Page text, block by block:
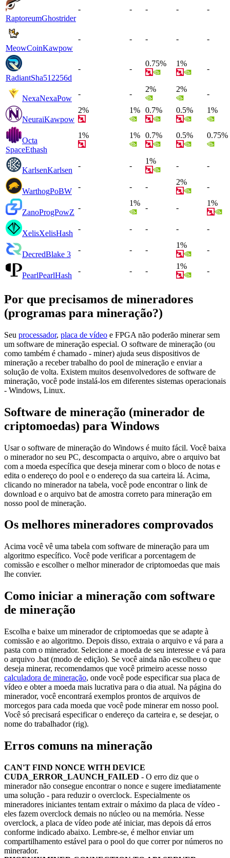
RaptoreumGhostrider
- - - - -
MeowCoinKawpow
- - - - -
RadiantSha512256d
- -
0.75% 1%
-
NexaNexaPow
- -
2% 2%
-
NeuraiKawpow
2% 1% 0.7% 0.5% 1%
Octa
SpaceEthash
1% 1% 0.7% 0.5% 0.75%
KarlsenKarlsen
- -
1%
- -
WarthogPoBW
- - -
2%
-
ZanoProgPowZ
-
1%
- -
1%
XelisXelisHash
- - - - -
DecredBlake 3
- - -
1%
-
PearlPearlHash
- - -
1%
-
Por que precisamos de mineradores
(programas para mineração?)
Seu processador, placa de vídeo e FPGA não poderão minerar sem
um software de mineração especial. O software de mineração (ou
como também é chamado - miner) ajuda seus dispositivos de
mineração a receber trabalho do pool de mineração e enviar a
solução de volta. Existem muitos desenvolvedores de software de
mineração, você pode instalá-los em diferentes sistemas operacionais
- Windows, Linux.
Software de mineração (minerador de
criptomoedas) para Windows
Usar o software de mineração do Windows é muito fácil. Você baixa
o minerador no seu PC, descompacta o arquivo, abre o arquivo bat
com a moeda específica que deseja minerar com o bloco de notas e
edita o endereço do pool e o endereço da sua carteira lá. Acima,
clicando no minerador na tabela, você pode encontrar o link de
download e o arquivo bat de amostra correto para mineração em
nosso pool de mineração.
Os melhores mineradores comprovados
Acima você vê uma tabela com software de mineração para um
algoritmo específico. Você pode verificar a porcentagem de
comissão e escolher o melhor minerador de criptomoedas que mais
lhe convier.
Como iniciar a mineração com software
de mineração
Escolha e baixe um minerador de criptomoedas que se adapte à
comissão e ao algoritmo. Depois disso, extraia o arquivo e vá para a
pasta com o minerador. Selecione a moeda de seu interesse e vá para
o arquivo .bat (modo de edição). Se você ainda não escolheu o que
deseja minerar, recomendamos que você primeiro acesse nosso
calculadora de mineração, onde você pode especificar sua placa de
vídeo e obter a moeda mais lucrativa para o dia atual. Na página do
minerador, você encontrará exemplos prontos de arquivos de
morcegos para cada moeda que você pode minerar em nosso pool.
Você só precisará especificar o endereço da carteira e, se desejar, o
nome do trabalhador (rig).
Erros comuns na mineração
CAN'T FIND NONCE WITH DEVICE
CUDA_ERROR_LAUNCH_FAILED - O erro diz que o
minerador não consegue encontrar o nonce e sugere imediatamente
uma solução - para reduzir o overclock. Especialmente os
mineradores iniciantes tentam extrair o máximo da placa de vídeo -
eles fazem overclock demais no núcleo ou na memória. Nesse
overclock, a placa de vídeo pode até iniciar, mas depois dá erros
conforme indicado abaixo. Lembre-se, é melhor enviar um
compartilhamento estável para o pool do que correr por números no
minerador.